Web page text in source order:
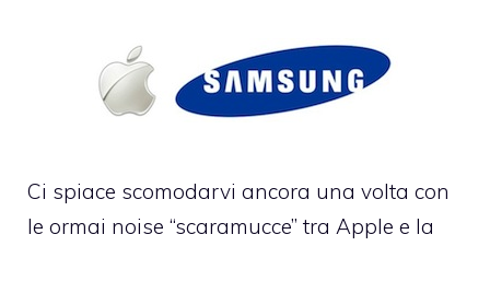
Ci spiace scomodarvi ancora una volta con
le ormai noise “scaramucce” tra Apple e la